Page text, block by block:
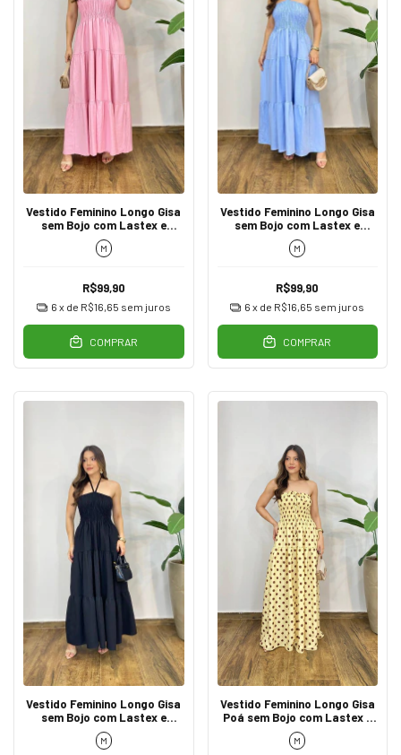
Vestido Feminino Longo Gisa
sem Bojo com Lastex e
Amarração Rosa Bebê
M
R$99,90
6 x de R$16,65 sem juros
COMPRAR
Vestido Feminino Longo Gisa
sem Bojo com Lastex e
Amarração Azul Bebê
M
R$99,90
6 x de R$16,65 sem juros
COMPRAR
Vestido Feminino Longo Gisa
sem Bojo com Lastex e
Amarração Preto
M
Vestido Feminino Longo Gisa
Poá sem Bojo com Lastex e
Amarração Amarelo
M